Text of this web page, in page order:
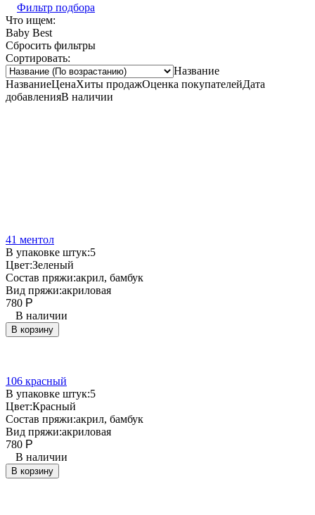
Фильтр подбора
Что ищем:
Baby Best
Сбросить фильтры
Сортировать:
Название
НазваниеЦенаХиты продажОценка покупателейДата
добавленияВ наличии
41 ментол
В упаковке штук:5
Цвет:Зеленый
Состав пряжи:акрил, бамбук
Вид пряжи:акриловая
780 Р
В наличии
В корзину
106 красный
В упаковке штук:5
Цвет:Красный
Состав пряжи:акрил, бамбук
Вид пряжи:акриловая
780 Р
В наличии
В корзину